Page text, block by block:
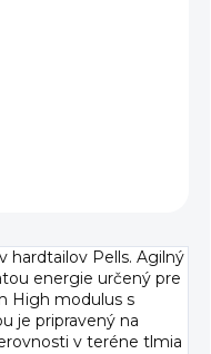
hardtailov Pells. Agilný
energie určený pre
High modulus s
je pripravený na
v teréne tlmia